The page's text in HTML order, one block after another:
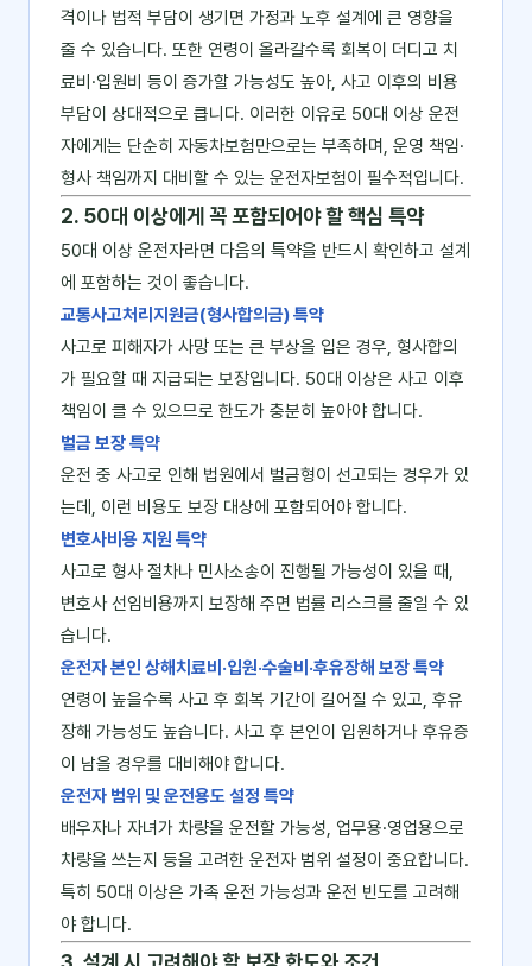
격이나 법적 부담이 생기면 가정과 노후 설계에 큰 영향을
줄 수 있습니다. 또한 연령이 올라갈수록 회복이 더디고 치
료비·입원비 등이 증가할 가능성도 높아, 사고 이후의 비용
부담이 상대적으로 큽니다. 이러한 이유로 50대 이상 운전
자에게는 단순히 자동차보험만으로는 부족하며, 운영 책임·
형사 책임까지 대비할 수 있는 운전자보험이 필수적입니다.
2. 50대 이상에게 꼭 포함되어야 할 핵심 특약
50대 이상 운전자라면 다음의 특약을 반드시 확인하고 설계
에 포함하는 것이 좋습니다.
교통사고처리지원금(형사합의금) 특약
사고로 피해자가 사망 또는 큰 부상을 입은 경우, 형사합의
가 필요할 때 지급되는 보장입니다. 50대 이상은 사고 이후
책임이 클 수 있으므로 한도가 충분히 높아야 합니다.
벌금 보장 특약
운전 중 사고로 인해 법원에서 벌금형이 선고되는 경우가 있
는데, 이런 비용도 보장 대상에 포함되어야 합니다.
변호사비용 지원 특약
사고로 형사 절차나 민사소송이 진행될 가능성이 있을 때,
변호사 선임비용까지 보장해 주면 법률 리스크를 줄일 수 있
습니다.
운전자 본인 상해치료비·입원·수술비·후유장해 보장 특약
연령이 높을수록 사고 후 회복 기간이 길어질 수 있고, 후유
장해 가능성도 높습니다. 사고 후 본인이 입원하거나 후유증
이 남을 경우를 대비해야 합니다.
운전자 범위 및 운전용도 설정 특약
배우자나 자녀가 차량을 운전할 가능성, 업무용·영업용으로
차량을 쓰는지 등을 고려한 운전자 범위 설정이 중요합니다.
특히 50대 이상은 가족 운전 가능성과 운전 빈도를 고려해
야 합니다.